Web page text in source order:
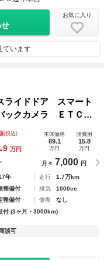
お気に入り
ています
イドドア スマート
ックカメラ ＥＴＣ
純正１４インチア
(税込)
9 万円
本体価格
89.1
万円
諸費用
15.8
万円
月々 7,000 円
年 走行
1.7万km
整備付 排気
1000cc
整備付 修復
なし
付 (3ヶ月・3000km)
談可